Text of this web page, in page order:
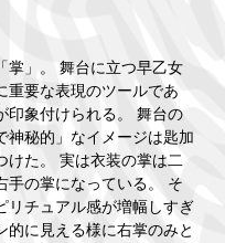
」。 舞台に立つ早乙女
重要な表現のツールであ
印象付けられる。 舞台の
神秘的」なイメージは匙加
けた。 実は衣装の掌は二
手の掌になっている。 そ
リチュアル感が増幅しすぎ
的に見える様に右掌のみと